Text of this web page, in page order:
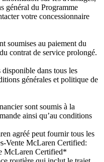
général du Programme
votre concessionnaire
soumises au paiement du
contrat de service prolongé.
dans tous les
générales et politique de
sont soumis à la
ainsi qu’au conditions
agréé peut fournir tous les
Vente McLaren Certified:
McLaren Certified*